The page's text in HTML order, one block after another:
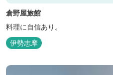
倉野屋旅館
料理に自信あり。
伊勢志摩